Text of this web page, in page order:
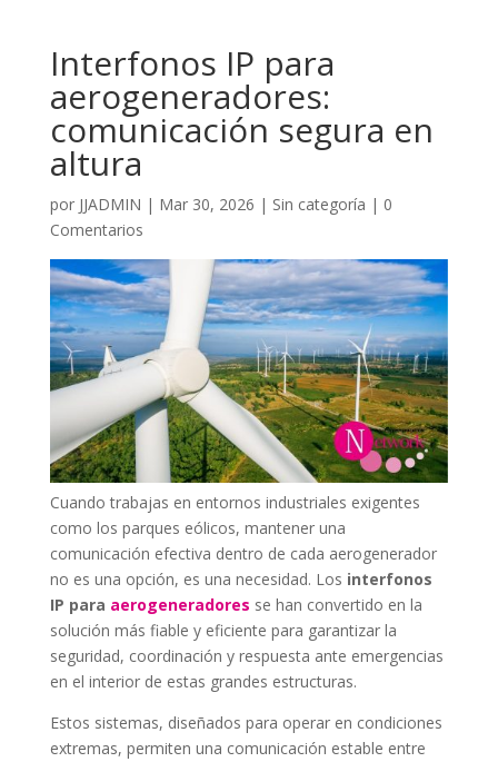
Interfonos IP para
aerogeneradores:
comunicación segura en
altura
por JJADMIN | Mar 30, 2026 | Sin categoría | 0
Comentarios
Cuando trabajas en entornos industriales exigentes
como los parques eólicos, mantener una
comunicación efectiva dentro de cada aerogenerador
no es una opción, es una necesidad. Los interfonos
IP para aerogeneradores se han convertido en la
solución más fiable y eficiente para garantizar la
seguridad, coordinación y respuesta ante emergencias
en el interior de estas grandes estructuras.
Estos sistemas, diseñados para operar en condiciones
extremas, permiten una comunicación estable entre